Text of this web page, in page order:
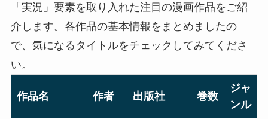
「実況」要素を取り入れた注目の漫画作品をご紹
介します。各作品の基本情報をまとめましたの
で、気になるタイトルをチェックしてみてくださ
い。
作品名 作者 出版社 巻数
ジャ
ンル